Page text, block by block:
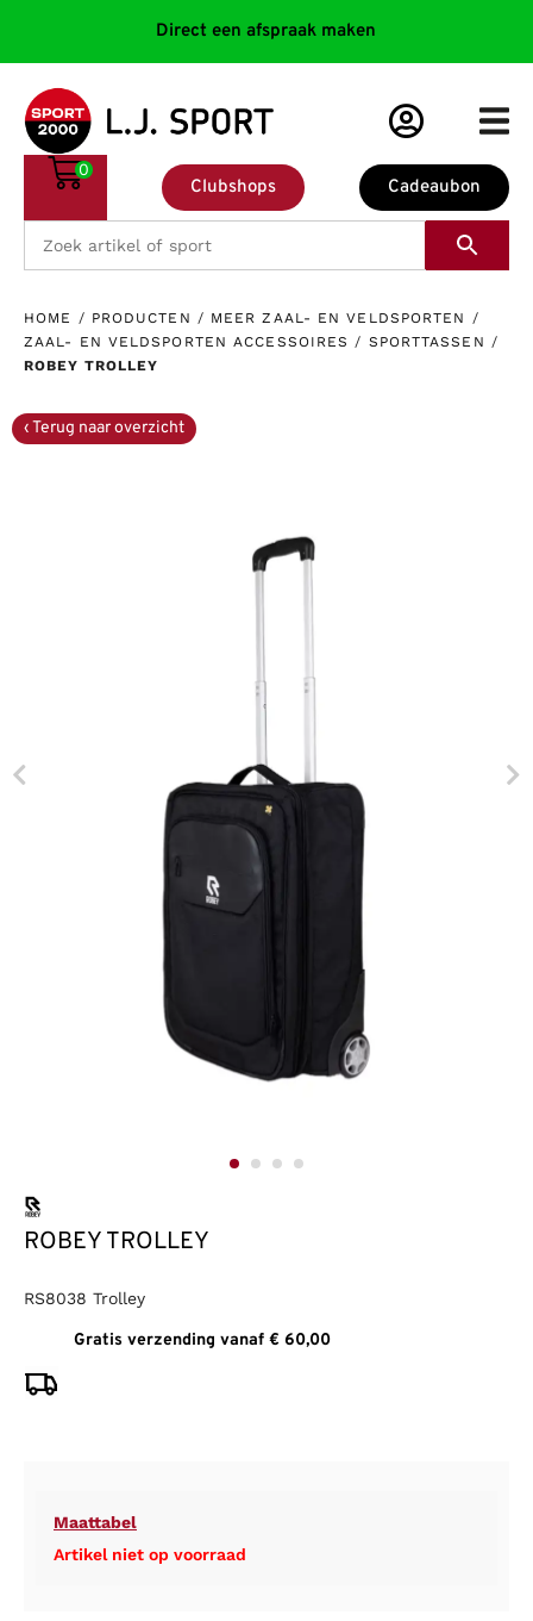
Direct een afspraak maken
Cadeaubon
Clubshops
0
HOME / PRODUCTEN / MEER ZAAL- EN VELDSPORTEN /
ZAAL- EN VELDSPORTEN ACCESSOIRES / SPORTTASSEN /
ROBEY TROLLEY
ROBEY TROLLEY
RS8038 Trolley
Gratis verzending vanaf € 60,00
Maattabel
Artikel niet op voorraad